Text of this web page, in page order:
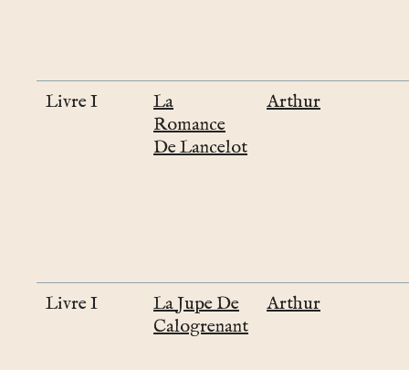
Livre I
La
Romance
De Lancelot
Arthur
Livre I
La Jupe De
Calogrenant
Arthur